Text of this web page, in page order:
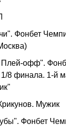
Фонбет
офф".
8 финала. 1-й
Мужик
Фонбет